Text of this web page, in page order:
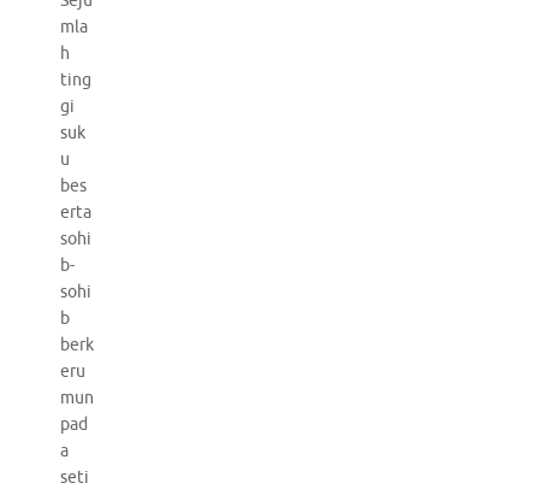
mla
h
ting
gi
suk
u
bes
erta
sohi
b-
sohi
b
berk
eru
mun
pad
a
seti